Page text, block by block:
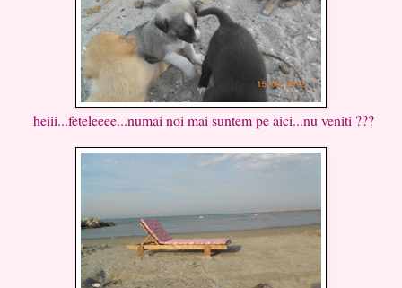
heiii...feteleeee...numai noi mai suntem pe aici...nu veniti ???